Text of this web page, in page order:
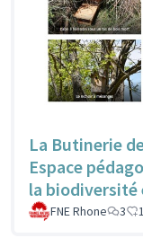
La Butinerie
Espace
la biodiversité
FNE Rhone 3